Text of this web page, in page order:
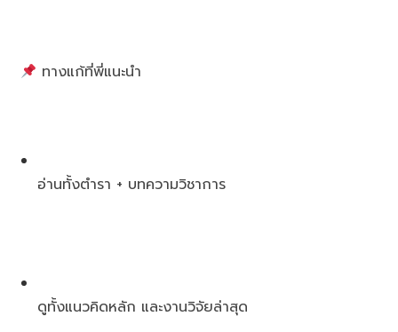
ทางแก้ที่พี่แนะนำ
อ่านทั้งตำรา + บทความวิชาการ
ดูทั้งแนวคิดหลัก และงานวิจัยล่าสุด